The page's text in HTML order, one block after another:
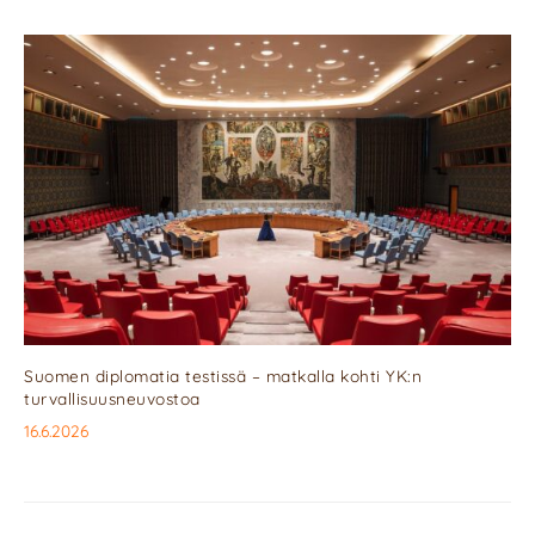
Suomen diplomatia testissä – matkalla kohti YK:n
turvallisuusneuvostoa
16.6.2026